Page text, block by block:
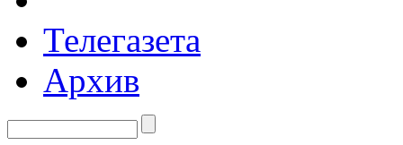
Телегазета
Архив